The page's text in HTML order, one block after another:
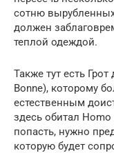
сотню
должен
теплой одеждой.
Также тут есть
Bonne), которому
естественным
здесь обитал
попасть, нужно
которую будет